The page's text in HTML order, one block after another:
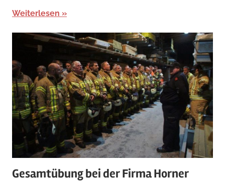
Weiterlesen
Gesamtübung bei der Firma Horner